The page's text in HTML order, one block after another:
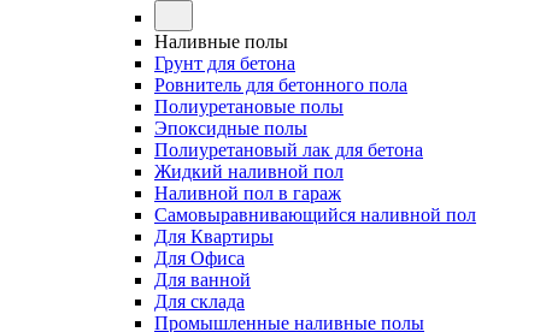
Наливные полы
Грунт для бетона
Ровнитель для бетонного пола
Полиуретановые полы
Эпоксидные полы
Полиуретановый лак для бетона
Жидкий наливной пол
Наливной пол в гараж
Самовыравнивающийся наливной пол
Для Квартиры
Для Офиса
Для ванной
Для склада
Промышленные наливные полы